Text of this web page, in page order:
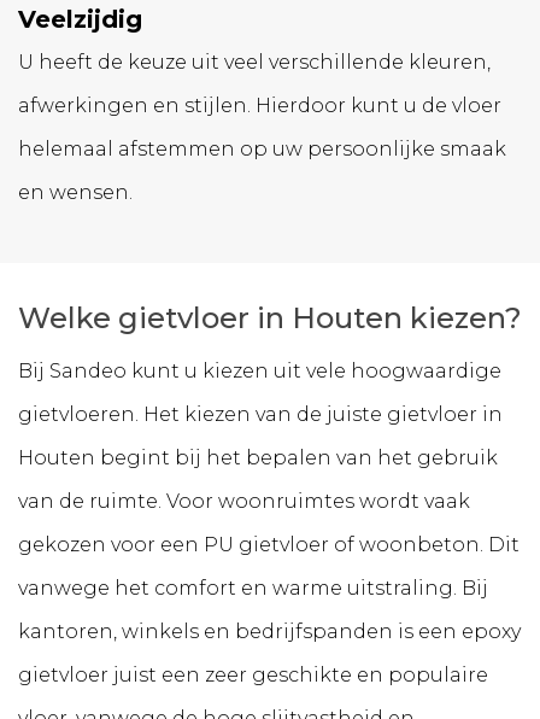
Veelzijdig
U heeft de keuze uit veel verschillende kleuren,
afwerkingen en stijlen. Hierdoor kunt u de vloer
helemaal afstemmen op uw persoonlijke smaak
en wensen.
Welke gietvloer in Houten kiezen?
Bij Sandeo kunt u kiezen uit vele hoogwaardige
gietvloeren. Het kiezen van de juiste gietvloer in
Houten begint bij het bepalen van het gebruik
van de ruimte. Voor woonruimtes wordt vaak
gekozen voor een PU gietvloer of woonbeton. Dit
vanwege het comfort en warme uitstraling. Bij
kantoren, winkels en bedrijfspanden is een epoxy
gietvloer juist een zeer geschikte en populaire